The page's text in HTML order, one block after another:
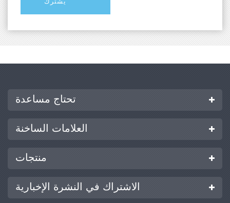
تحتاج مساعدة
العلامات الساخنة
منتجات
الاشتراك في النشرة الإخبارية